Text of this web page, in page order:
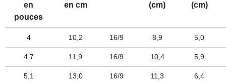
en
pouces
en cm
(cm)
(cm)
4 10,2 16/9 8,9 5,0
4,7 11,9 16/9 10,4 5,9
5,1 13,0 16/9 11,3 6,4